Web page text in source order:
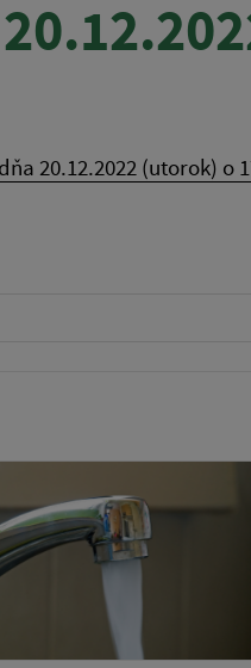
20.12.2022 (utorok) o